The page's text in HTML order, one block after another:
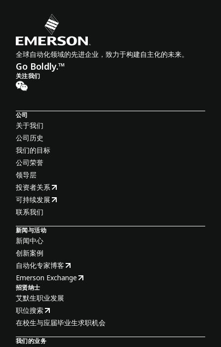
全球自动化领域的先进企业，致力于构建自主化的未来。
Go Boldly.™
关注我们
公司
关于我们
公司历史
我们的目标
公司荣誉
领导层
投资者关系
可持续发展
联系我们
新闻与活动
新闻中心
创新案例
自动化专家博客
Emerson Exchange
招贤纳士
艾默生职业发展
职位搜索
在校生与应届毕业生求职机会
我们的业务